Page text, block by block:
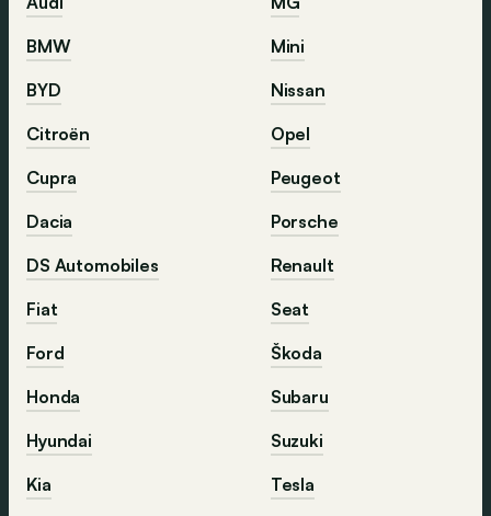
BMW
BYD
Citroën
Cupra
Dacia
DS Automobiles
Fiat
Ford
Honda
Hyundai
Kia
Mini
Nissan
Opel
Peugeot
Porsche
Renault
Seat
Škoda
Subaru
Suzuki
Tesla